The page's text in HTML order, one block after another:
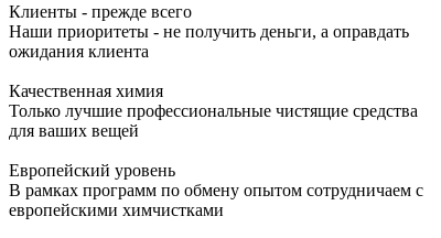
Клиенты - прежде всего
Наши приоритеты - не получить деньги, а оправдать
ожидания клиента
Качественная химия
Только лучшие профессиональные чистящие средства
для ваших вещей
Европейский уровень
В рамках программ по обмену опытом сотрудничаем с
европейскими химчистками